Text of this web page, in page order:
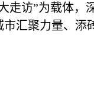
走访”为载体
汇聚力量、添